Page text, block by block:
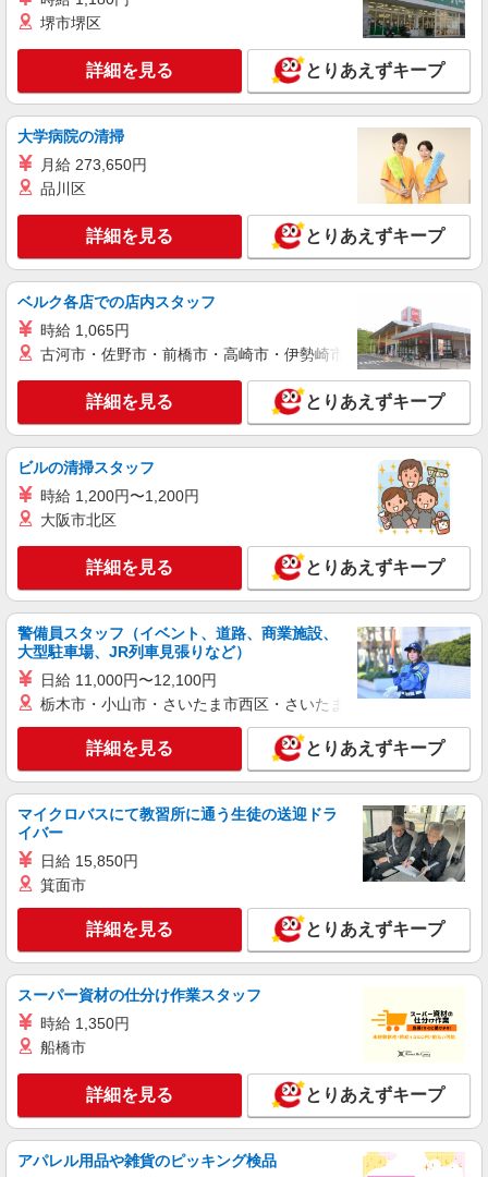
回払い・週払い可能（規程有）★ ゜・。○。・゜
キープ 詳細を見る
紹介予定派遣
株式会社シエロ
【softbank】の携帯販売スタッフ
月給207900円〜260200円（経験・能力によ
る） 資格手当（1〜6万円）賞与年2回（6月・12
月・実績最高5.4カ月分） 未経験から入社半年で
年収400万円以上への昇給実績あり ※残業代支給
+゜・。○。・゜+゜ 入社祝い金10万円支給(規定
有) お友達を紹介頂くと, インセンティブ支給(規定
有) ゜・。○。・゜+゜・。○。・゜+゜
愛知県丹羽郡扶桑町のsoftbankショップ
キープ 詳細を見る
紹介予定派遣
株式会社シエロ
時給1500円〜1600円（経験・能力による） ※
残業代支給 ★交通費別途支給（規定あり） ゜
+゜・。○。・゜+゜・。○。・゜+゜ 入社祝い金10
万円支給(規定有) お友達を紹介頂くと, インセンテ
ィブ支給(規定有) ★月2回払い・週払い可能（規程
有）★ ゜・。○。・゜+゜・。○。・゜+゜
愛知県丹羽郡扶桑町のsoftbankショップ
キープ 詳細を見る
紹介予定派遣
株式会社シエロ
月給273200円 ※残業手当別途支給 ※研修期間
6か月・時給1550円 ★交通費別途支給（規定あ
り） ゜+゜・。○。・゜+゜・。○。・゜+゜ 入社
祝い金10万円支給(規定有) お友達を紹介頂くと, イ
ンセンティブ支給(規定有) ゜・。○。・゜+゜・。
○。・゜+゜
愛知県丹羽郡扶桑町の家電量販店
キープ 詳細を見る
派遣社員
【ソフトバンク】の店舗スタッフ
時給1500円〜1600円（経験・能力による） ※
残業代支給 ★交通費別途支給（規定あり） ゜
+゜・。○。・゜+゜・。○。・゜+゜ 入社祝い金10
有）★ ゜・。○。・゜+゜・。○。・゜+゜
愛知県丹羽郡扶桑町のsoftbankショップ
詳細を見る
紹介予定派遣
株式会社シエロ
人気機種に詳しくなれる携帯販売
【softbank】
時給1600円〜 ※別途インセンティブ、職能評
価制度あり ※残業代支給 ★交通費別途支給（規定
社祝い金10万円支給(規定有) お友達を紹介頂くと,
インセンティブ支給(規定有) ★月2回払い・週払い
可能（規程有）★ ゜・。○。・゜+゜・。○。・゜
+゜
愛知県丹羽郡扶桑町の家電量販店
キープ 詳細を見る
派遣社員
堺市堺区
詳細を見る とりあえずキープ
大学病院の清掃
月給 273,650円
品川区
詳細を見る とりあえずキープ
ベルク各店での店内スタッフ
時給 1,065円
古河市・佐野市・前橋市・高崎市・伊勢崎市・太田市・館林市
詳細を見る とりあえずキープ
ビルの清掃スタッフ
時給 1,200円〜1,200円
大阪市北区
詳細を見る とりあえずキープ
警備員スタッフ（イベント、道路、商業施設、
大型駐車場、JR列車見張りなど）
日給 11,000円〜12,100円
栃木市・小山市・さいたま市西区・さいたま市岩槻区・久喜市・
詳細を見る とりあえずキープ
マイクロバスにて教習所に通う生徒の送迎ドラ
イバー
日給 15,850円
箕面市
詳細を見る とりあえずキープ
スーパー資材の仕分け作業スタッフ
時給 1,350円
船橋市
詳細を見る とりあえずキープ
アパレル用品や雑貨のピッキング検品